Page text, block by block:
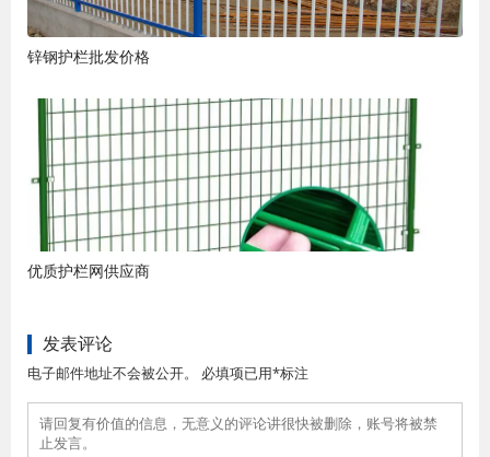
锌钢护栏批发价格
优质护栏网供应商
发表评论
电子邮件地址不会被公开。 必填项已用*标注